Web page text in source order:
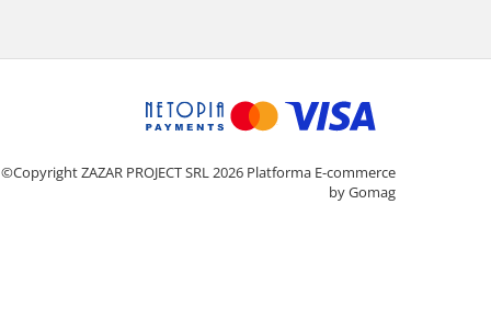
©Copyright ZAZAR PROJECT SRL 2026 Platforma E-commerce
by Gomag